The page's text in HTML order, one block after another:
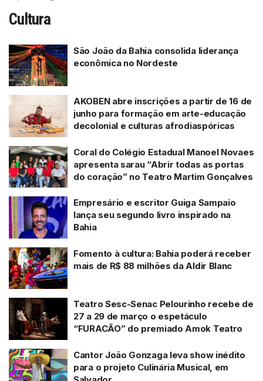
Cultura
São João da Bahia consolida liderança
econômica no Nordeste
AKOBEN abre inscrições a partir de 16 de
junho para formação em arte-educação
decolonial e culturas afrodiaspóricas
Coral do Colégio Estadual Manoel Novaes
apresenta sarau “Abrir todas as portas
do coração” no Teatro Martim Gonçalves
Empresário e escritor Guiga Sampaio
lança seu segundo livro inspirado na
Bahia
Fomento à cultura: Bahia poderá receber
mais de R$ 88 milhões da Aldir Blanc
Teatro Sesc-Senac Pelourinho recebe de
27 a 29 de março o espetáculo
“FURACÃO” do premiado Amok Teatro
Cantor João Gonzaga leva show inédito
para o projeto Culinária Musical, em